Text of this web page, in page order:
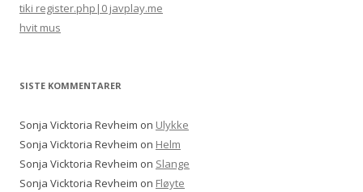
tiki register.php|0 javplay.me
hvit mus
SISTE KOMMENTARER
Sonja Vicktoria Revheim on Ulykke
Sonja Vicktoria Revheim on Helm
Sonja Vicktoria Revheim on Slange
Sonja Vicktoria Revheim on Fløyte